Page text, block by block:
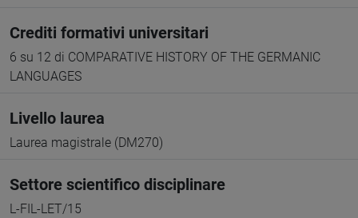
Crediti formativi universitari
6 su 12 di COMPARATIVE HISTORY OF THE GERMANIC
LANGUAGES
Livello laurea
Laurea magistrale (DM270)
Settore scientifico disciplinare
L-FIL-LET/15